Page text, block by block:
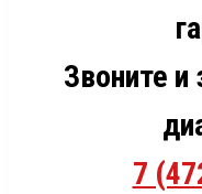
Звоните и
7